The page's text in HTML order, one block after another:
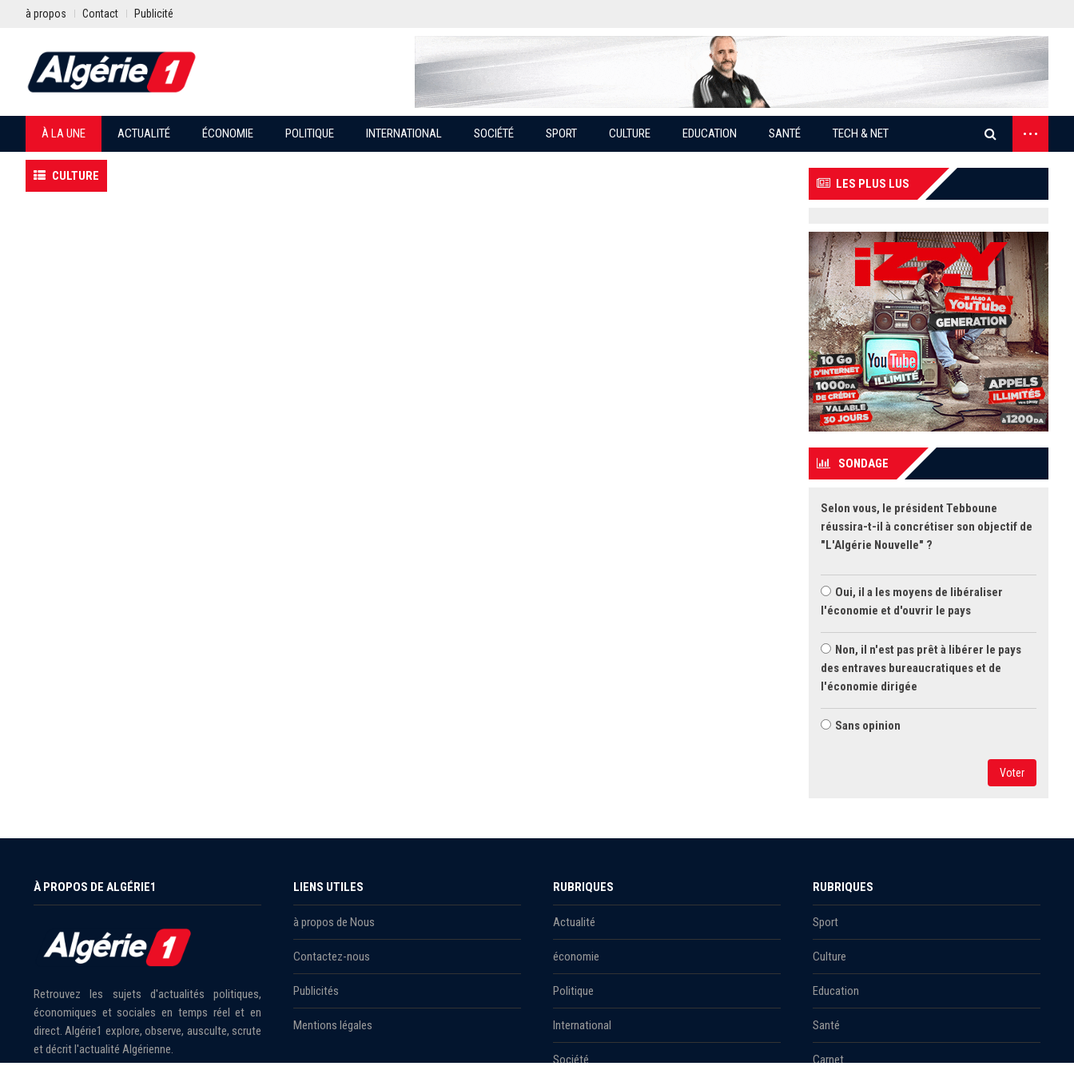
à propos Contact Publicité
À LA UNE ACTUALITÉ ÉCONOMIE POLITIQUE INTERNATIONAL SOCIÉTÉ SPORT CULTURE EDUCATION SANTÉ TECH & NET ...
CULTURE
LES PLUS LUS
SONDAGE
Selon vous, le président Tebboune
réussira-t-il à concrétiser son objectif de
"L'Algérie Nouvelle" ?
Oui, il a les moyens de libéraliser
l'économie et d'ouvrir le pays
Non, il n'est pas prêt à libérer le pays
des entraves bureaucratiques et de
l'économie dirigée
Sans opinion
Voter
À PROPOS DE ALGÉRIE1
Retrouvez les sujets d'actualités politiques,
économiques et sociales en temps réel et en
direct. Algérie1 explore, observe, ausculte, scrute
et décrit l'actualité Algérienne.
LIENS UTILES
à propos de Nous
Contactez-nous
Publicités
Mentions légales
RUBRIQUES
Actualité
économie
Politique
International
Société
RUBRIQUES
Sport
Culture
Education
Santé
Carnet